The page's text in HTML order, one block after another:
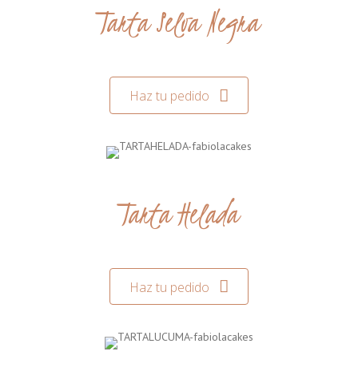
Tarta Selva Negra
Haz tu pedido
Tarta Helada
Haz tu pedido